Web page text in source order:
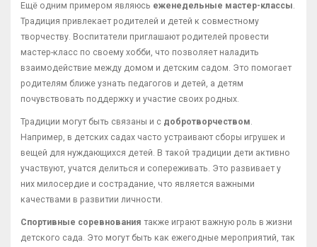
Ещё одним примером являюсь еженедельные мастер-классы
Традиция привлекает родителей и детей к совместному
творчеству. Воспитатели приглашают родителей провести
мастер-класс по своему хобби, что позволяет наладить
взаимодействие между домом и детским садом. Это помогает
родителям ближе узнать педагогов и детей, а детям
почувствовать поддержку и участие своих родных.
Традиции могут быть связаны и с добротворчеством
Например, в детских садах часто устраивают сборы игрушек и
вещей для нуждающихся детей. В такой традиции дети активно
участвуют, учатся делиться и сопереживать. Это развивает у
них милосердие и сострадание, что является важными
качествами в развитии личности.
Спортивные соревнования также играют важную роль в жизни
детского сада. Это могут быть как ежегодные мероприятий, так